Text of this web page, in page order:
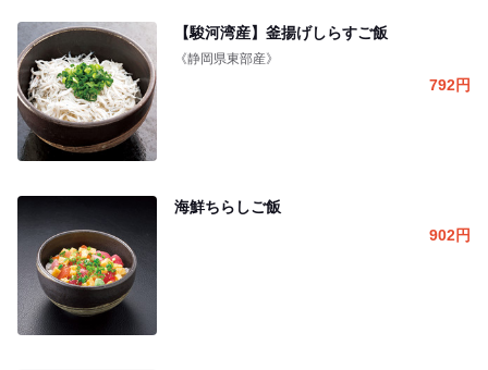
【駿河湾産】釜揚げしらすご飯
《静岡県東部産》
792円
海鮮ちらしご飯
902円